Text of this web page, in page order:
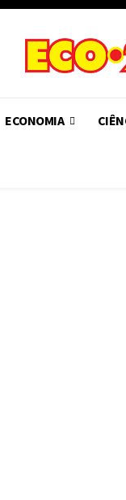
ECONOMIA